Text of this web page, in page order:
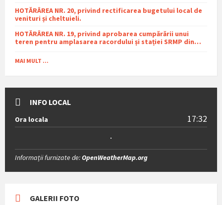
HOTĂRÂREA NR. 20, privind rectificarea bugetului local de
venituri și cheltuieli.
HOTĂRÂREA NR. 19, privind aprobarea cumpărării unui
teren pentru amplasarea racordului și stației SRMP din
comuna Sutești.
MAI MULT ...
INFO LOCAL
Ora locala 17:32
Informații furnizate de:OpenWeatherMap.org
GALERII FOTO